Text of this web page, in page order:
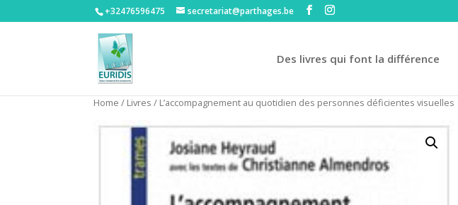
+32476596475‬ secretariat@parthages.be
Des livres qui font la différence
Home / Livres / L’accompagnement au quotidien des personnes déficientes visuelles